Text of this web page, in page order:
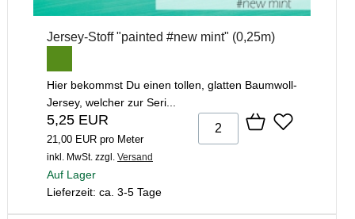
Jersey-Stoff "painted #new mint" (0,25m)
Hier bekommst Du einen tollen, glatten Baumwoll-
Jersey, welcher zur Seri...
5,25 EUR
21,00 EUR pro Meter
inkl. MwSt. zzgl. Versand
Auf Lager
Lieferzeit: ca. 3-5 Tage